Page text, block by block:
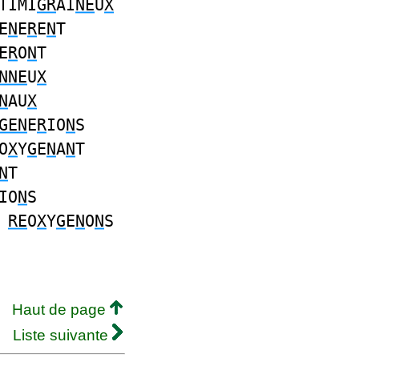
GRAINEUX
ENERENT
ERONT
NNEUX
NAUX
GENERIONS
OXYGENANT
NT
NS
REOXYGENONS
Haut de page
Liste suivante